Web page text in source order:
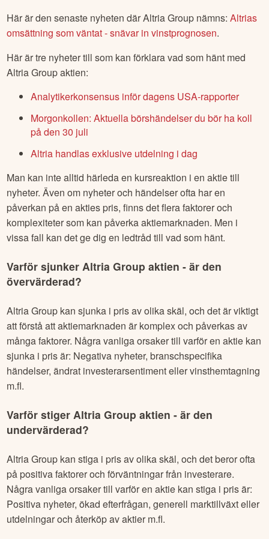
Här är den senaste nyheten därAltria Group nämns:Altrias
omsättning som väntat - snävar in vinstprognosen.
Här är tre nyheter till som kan förklara vad som hänt med
Altria Groupaktien:
Analytikerkonsensus inför dagens USA-rapporter
Morgonkollen: Aktuella börshändelser du bör ha koll
på den 30 juli
Altria handlas exklusive utdelning i dag
Man kan inte alltid härleda en kursreaktion i en aktie till
nyheter. Även om nyheter och händelser ofta har en
påverkan på en akties pris, finns det flera faktorer och
komplexiteter som kan påverka aktiemarknaden. Men i
vissa fall kan det ge dig en ledtråd till vad som hänt.
Varför sjunkerAltria Group aktien - är den
övervärderad?
Altria Group kan sjunka i pris av olika skäl, och det är viktigt
att förstå att aktiemarknaden är komplex och påverkas av
många faktorer. Några vanliga orsaker till varför en aktie kan
sjunka i pris är: Negativa nyheter, branschspecifika
händelser, ändrat investerarsentiment eller vinsthemtagning
m.fl.
Varför stigerAltria Group aktien - är den
undervärderad?
Altria Group kan stiga i pris av olika skäl, och det beror ofta
på positiva faktorer och förväntningar från investerare.
Några vanliga orsaker till varför en aktie kan stiga i pris är:
Positiva nyheter, ökad efterfrågan, generell marktillväxt eller
utdelningar och återköp av aktier m.fl.